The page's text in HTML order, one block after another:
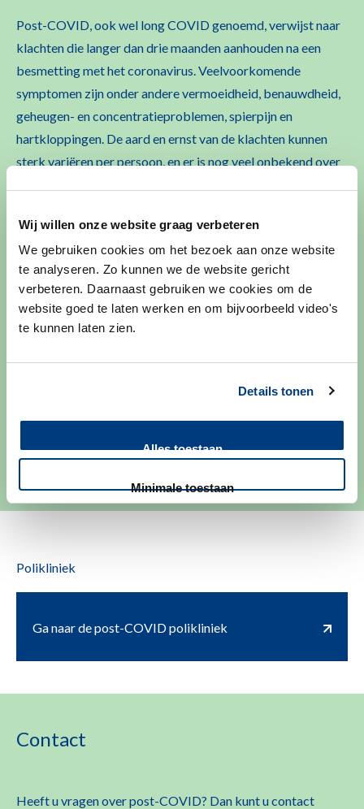
Wij willen onze website graag verbeteren
We gebruiken cookies om het bezoek aan onze website
te analyseren. Zo kunnen we de website gericht
verbeteren. Daarnaast gebruiken we cookies om de
website goed te laten werken en om bijvoorbeeld video's
te kunnen laten zien.
Details tonen
Alles toestaan
Minimale toestaan
Post-COVID, ook wel long COVID genoemd, verwijst naar
klachten die langer dan drie maanden aanhouden na een
besmetting met het coronavirus. Veelvoorkomende
symptomen zijn onder andere vermoeidheid, benauwdheid,
geheugen- en concentratieproblemen, spierpijn en
hartkloppingen. De aard en ernst van de klachten kunnen
sterk variëren per persoon, en er is nog veel onbekend over
De post-COVID expertisecentra hebben als doel
wetenschappelijk onderzoek en specialistische zorg meer
inzicht te krijgen in deze aandoening en bij te dragen aan de
ontwikkeling van effectieve behandelingen. Via uw huisarts
kunt u worden doorverwezen naar een van deze centra.
coronavirus (SARS-CoV-2).
Polikliniek
Ga naar de post-COVID polikliniek
Contact
Heeft u vragen over post-COVID? Dan kunt u contact